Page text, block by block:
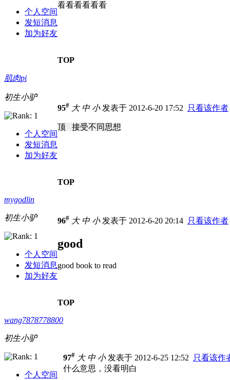
个人空间
发短消息
加为好友
看看看看看看
TOP
肌肉pi
初生小驴
个人空间
发短消息
加为好友
95# 大 中 小发表于 2012-6-20 17:52 只看该作者
顶 接受不同思想
TOP
mygodlin
初生小驴
个人空间
发短消息
加为好友
96# 大 中 小发表于 2012-6-20 20:14 只看该作者
good
good book to read
TOP
wang7878778800
初生小驴
个人空间
97# 大 中 小发表于 2012-6-25 12:52
只看该作
什么意思，没看明白